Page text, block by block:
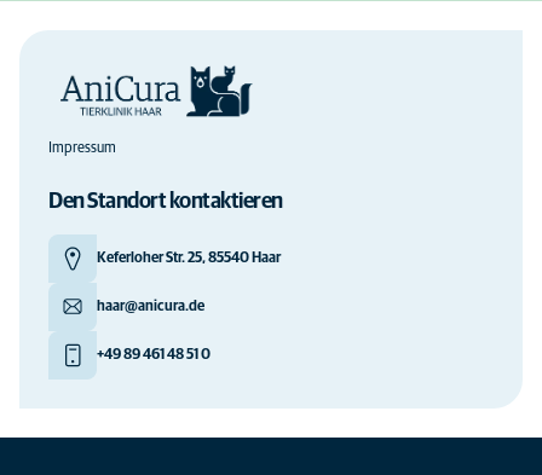
Impressum
Den Standort kontaktieren
Keferloher Str. 25, 85540 Haar
haar@anicura.de
+49 89 461 48 51 0